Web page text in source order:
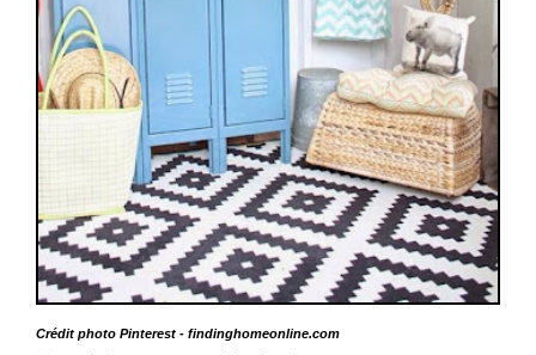
Crédit photo Pinterest - findinghomeonline.com